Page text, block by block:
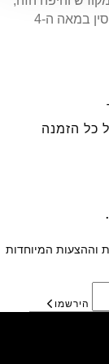
ששורשיו נטועים בימי הבזיליקה הגדולה של קפריסין במאה ה-4
קבלו 10% הנחה על כל הזמנה
וההצעות המיוחדות
הירשמו